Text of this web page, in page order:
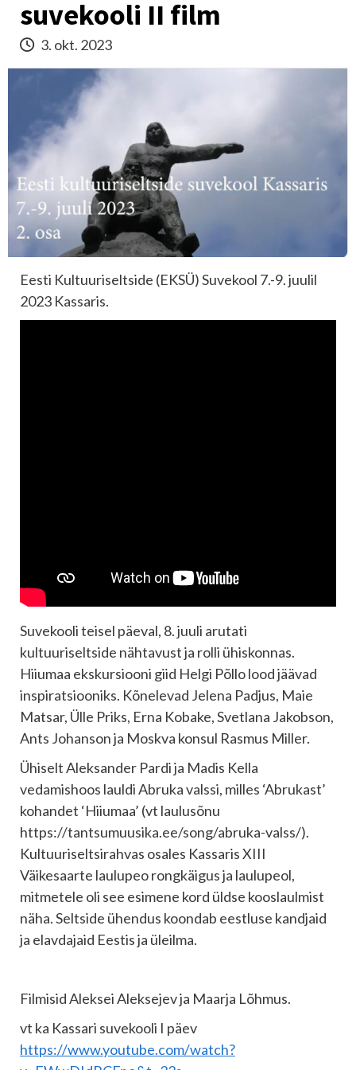
suvekooli II film
3. okt. 2023
Eesti Kultuuriseltside (EKSÜ) Suvekool 7.-9. juulil
2023 Kassaris.
Suvekooli teisel päeval, 8. juuli arutati
kultuuriseltside nähtavust ja rolli ühiskonnas.
Hiiumaa ekskursiooni giid Helgi Põllo lood jäävad
inspiratsiooniks. Kõnelevad Jelena Padjus, Maie
Matsar, Ülle Priks, Erna Kobake, Svetlana Jakobson,
Ants Johanson ja Moskva konsul Rasmus Miller.
Ühiselt Aleksander Pardi ja Madis Kella
vedamishoos lauldi Abruka valssi, milles ‘Abrukast’
kohandet ‘Hiiumaa’ (vt laulusõnu
https://tantsumuusika.ee/song/abruka-valss/).
Kultuuriseltsirahvas osales Kassaris XIII
Väikesaarte laulupeo rongkäigus ja laulupeol,
mitmetele oli see esimene kord üldse kooslaulmist
näha. Seltside ühendus koondab eestluse kandjaid
ja elavdajaid Eestis ja üleilma.
Filmisid Aleksei Aleksejev ja Maarja Lõhmus.
vt ka Kassari suvekooli I päev
https://www.youtube.com/watch?